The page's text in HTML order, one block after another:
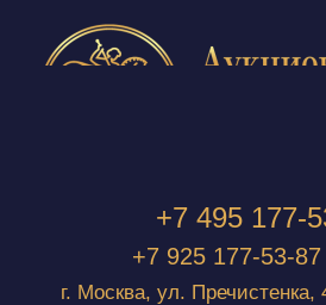
+7 495 177-
+7 925 177-53-87
г. Москва, ул. Пречистенка,